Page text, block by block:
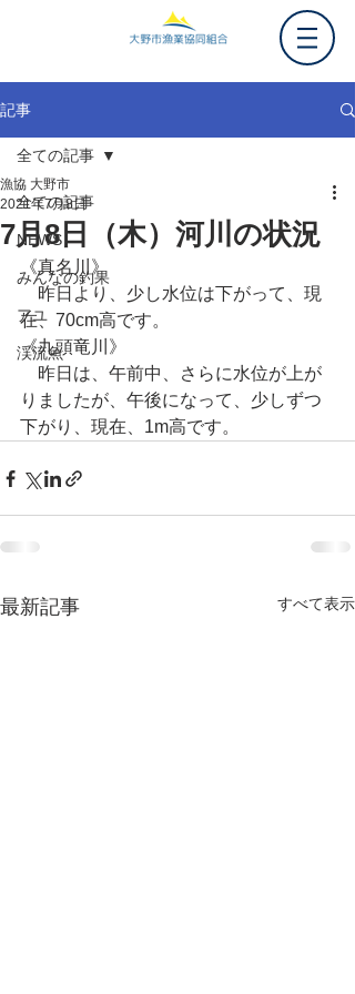
記事
全ての記事
NEWS
みんなの釣果
アユ
渓流魚
全ての記事
7月8日（木）河川の状況
漁協 大野市
2021年7月8日
《真名川》
昨日より、少し水位は下がって、現
在、70cm高です。
《九頭竜川》
昨日は、午前中、さらに水位が上が
りましたが、午後になって、少しずつ
下がり、現在、1m高です。
最新記事 すべて表示